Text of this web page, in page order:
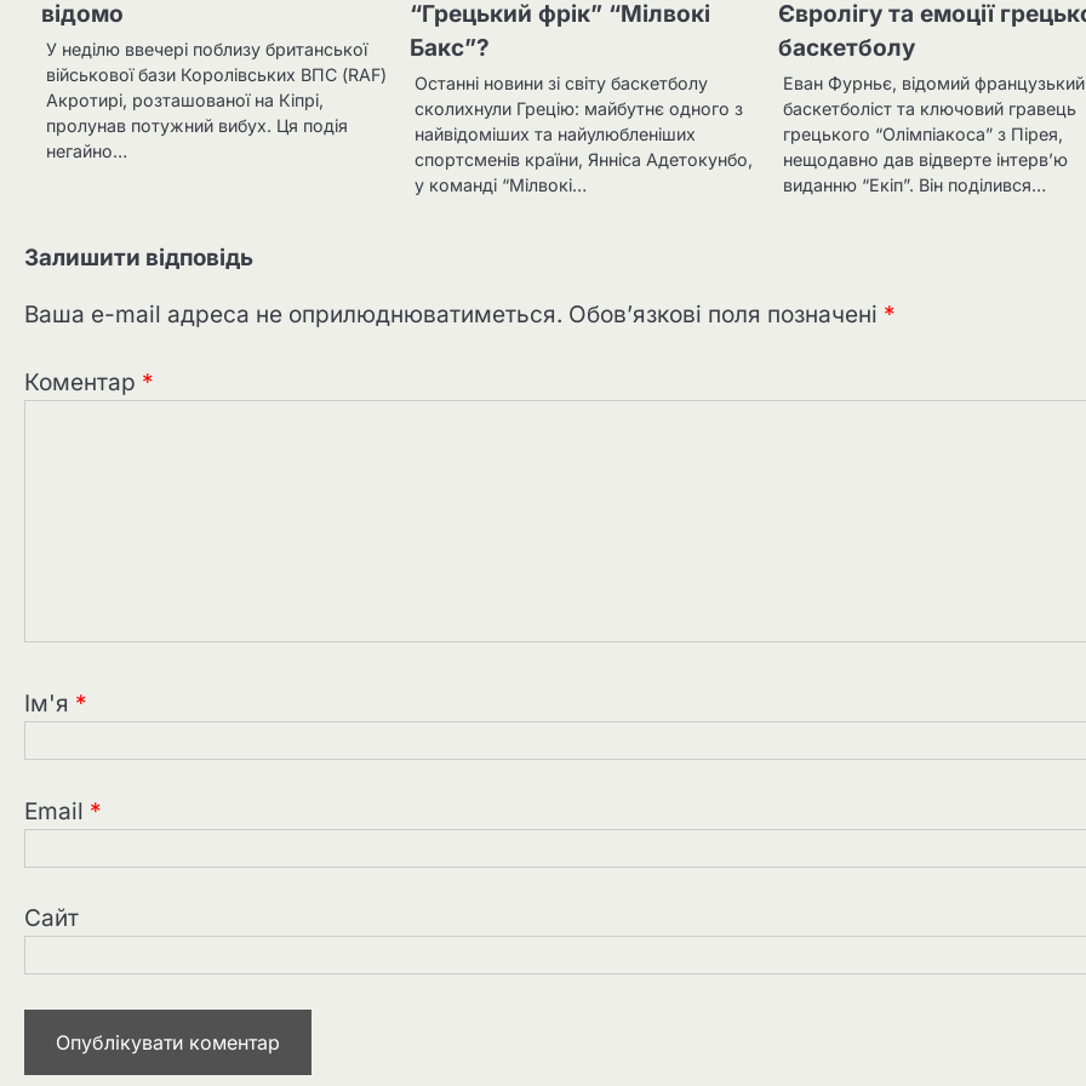
відомо
У неділю ввечері поблизу британської
військової бази Королівських ВПС (RAF)
Акротирі, розташованої на Кіпрі,
пролунав потужний вибух. Ця подія
негайно…
“Грецький фрік” “Мілвокі
Бакс”?
Останні новини зі світу баскетболу
сколихнули Грецію: майбутнє одного з
найвідоміших та найулюбленіших
спортсменів країни, Янніса Адетокунбо,
у команді “Мілвокі…
Євролігу та емоції
баскетболу
Еван Фурньє, відомий французький
баскетболіст та ключовий гравець
грецького “Олімпіакоса” з Пірея,
нещодавно дав відверте інтерв’ю
виданню “Екіп”. Він поділився…
Залишити відповідь
Ваша e-mail адреса не оприлюднюватиметься. Обов’язкові поля позначені *
Коментар *
Ім'я *
Email *
Сайт